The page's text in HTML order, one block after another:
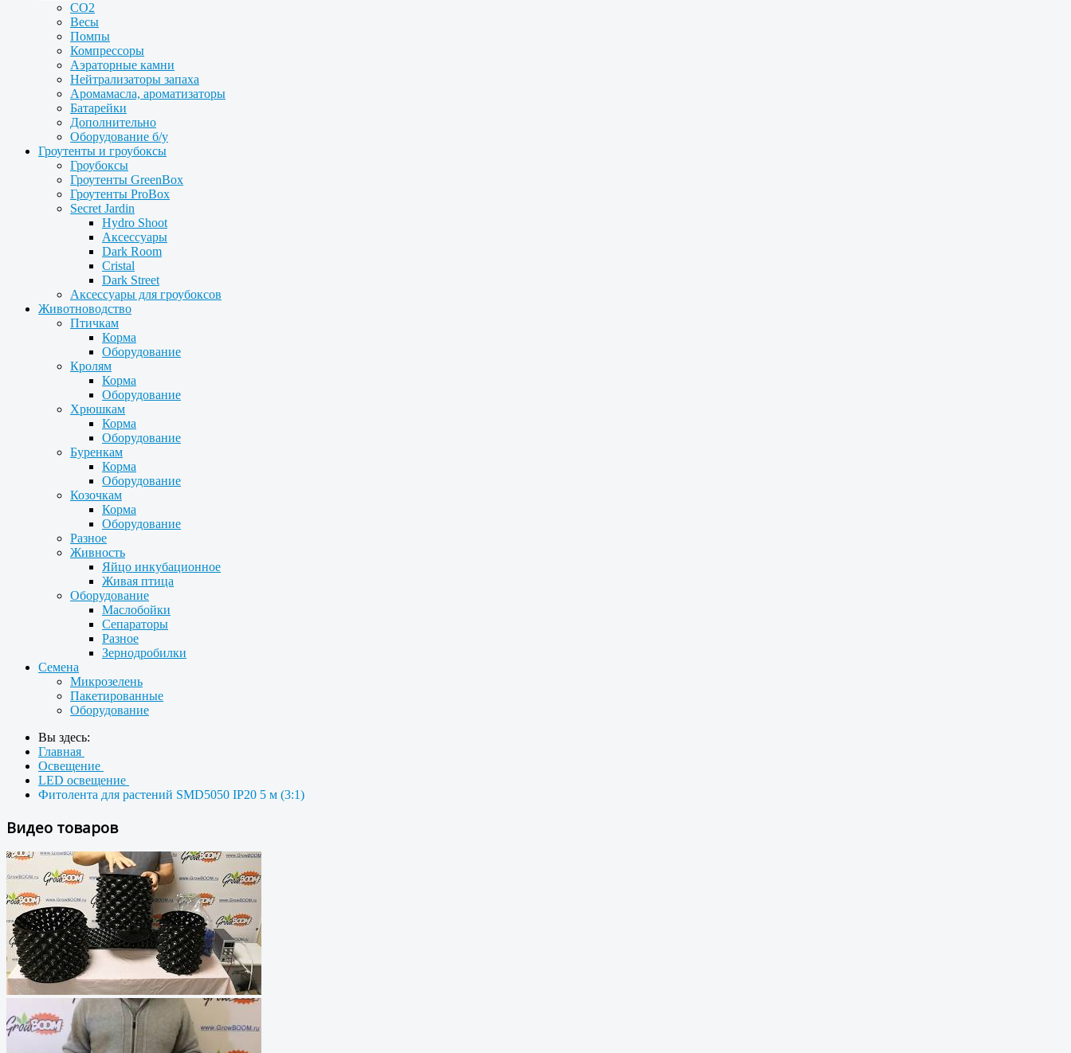
CO2
Весы
Помпы
Компрессоры
Аэраторные камни
Нейтрализаторы запаха
Аромамасла, ароматизаторы
Батарейки
Дополнительно
Оборудование б/у
Гроутенты и гроубоксы
Гроубоксы
Гроутенты GreenBox
Гроутенты ProBox
Secret Jardin
Hydro Shoot
Аксессуары
Dark Room
Cristal
Dark Street
Аксессуары для гроубоксов
Животноводство
Птичкам
Корма
Оборудование
Кролям
Корма
Оборудование
Хрюшкам
Корма
Оборудование
Буренкам
Корма
Оборудование
Козочкам
Корма
Оборудование
Разное
Живность
Яйцо инкубационное
Живая птица
Оборудование
Маслобойки
Сепараторы
Разное
Зернодробилки
Семена
Микрозелень
Пакетированные
Оборудование
Вы здесь:
Главная
Освещение
LED освещение
Фитолента для растений SMD5050 IP20 5 м (3:1)
Видео товаров